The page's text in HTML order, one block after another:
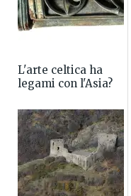
L'arte celtica ha
legami con l'Asia?